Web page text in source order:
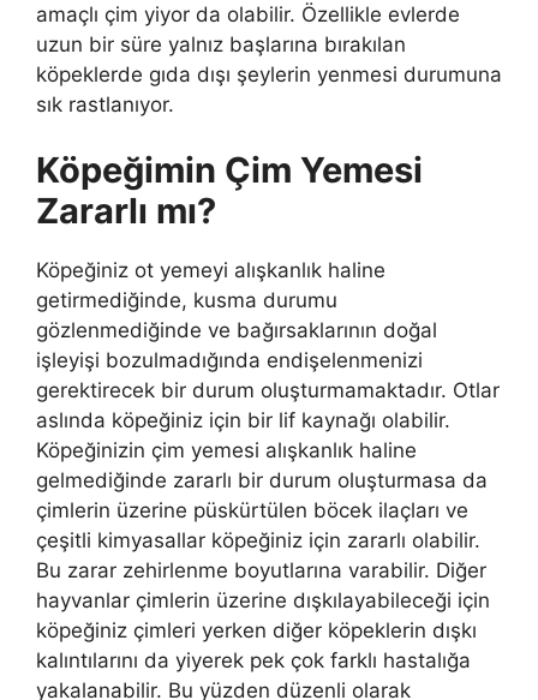
amaçlı çim yiyor da olabilir. Özellikle evlerde
uzun bir süre yalnız başlarına bırakılan
köpeklerde gıda dışı şeylerin yenmesi durumuna
sık rastlanıyor.
Köpeğimin Çim Yemesi
Zararlı mı?
Köpeğiniz ot yemeyi alışkanlık haline
getirmediğinde, kusma durumu
gözlenmediğinde ve bağırsaklarının doğal
işleyişi bozulmadığında endişelenmenizi
gerektirecek bir durum oluşturmamaktadır. Otlar
aslında köpeğiniz için bir lif kaynağı olabilir.
Köpeğinizin çim yemesi alışkanlık haline
gelmediğinde zararlı bir durum oluşturmasa da
çimlerin üzerine püskürtülen böcek ilaçları ve
çeşitli kimyasallar köpeğiniz için zararlı olabilir.
Bu zarar zehirlenme boyutlarına varabilir. Diğer
hayvanlar çimlerin üzerine dışkılayabileceği için
köpeğiniz çimleri yerken diğer köpeklerin dışkı
kalıntılarını da yiyerek pek çok farklı hastalığa
yakalanabilir. Bu yüzden düzenli olarak